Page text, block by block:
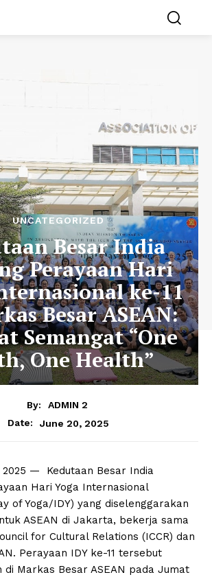
UNCATEGORIZED
Besar India
Perayaan Hari
ke-11
Besar ASEAN:
Semangat “One
One Health”
By:
ADMIN 2
Date:
June 20, 2025
— Kedutaan Besar India
Hari Yoga Internasional
of Yoga/IDY) yang diselenggarakan
ASEAN di Jakarta, bekerja sama
for Cultural Relations (ICCR) dan
Perayaan IDY ke-11 tersebut
di Markas Besar ASEAN pada Jumat